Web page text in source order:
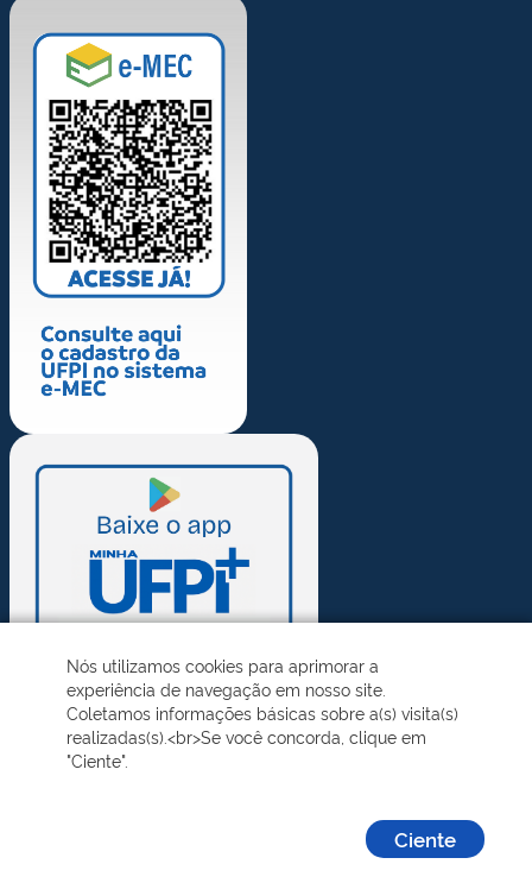
Nós utilizamos cookies para aprimorar a
experiência de navegação em nosso site.
Coletamos informações básicas sobre a(s) visita(s)
realizadas(s).<br>Se você concorda, clique em
"Ciente".
Ciente